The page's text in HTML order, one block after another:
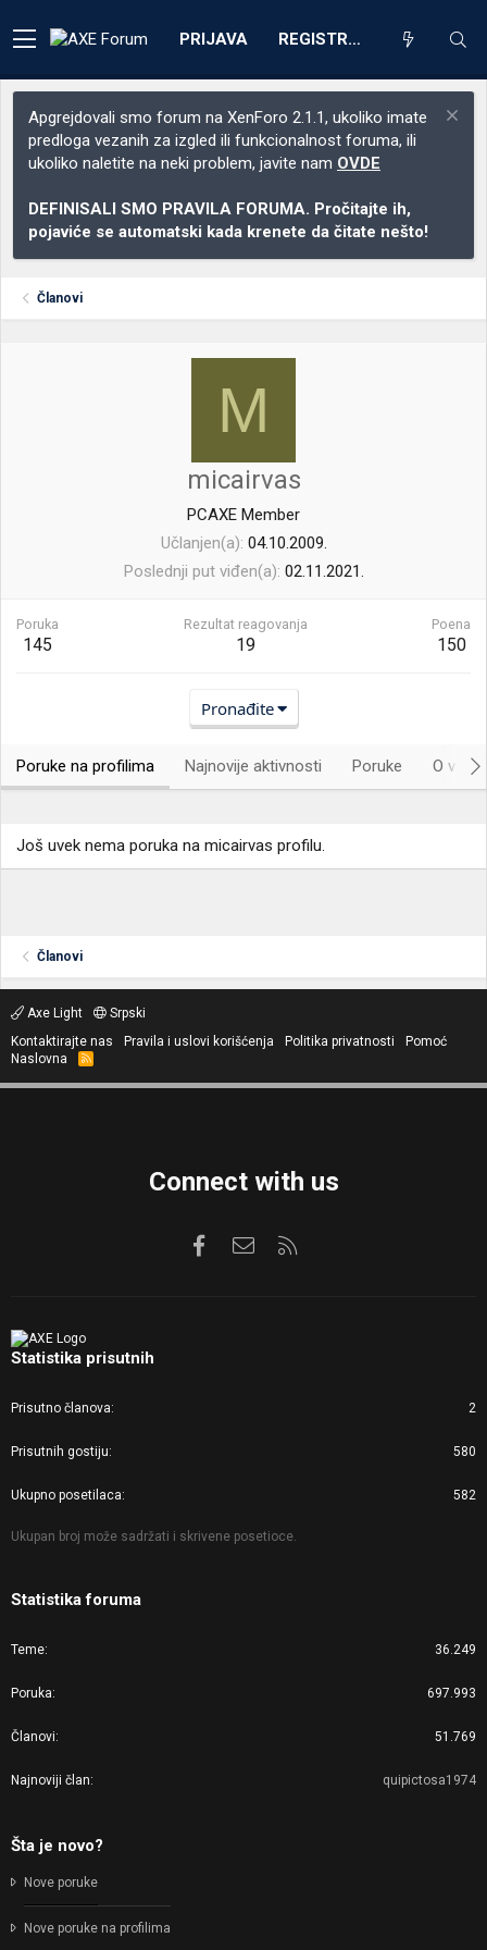
PRIJAVA REGISTRACIJA
Apgrejdovali smo forum na XenForo 2.1.1, ukoliko imate
predloga vezanih za izgled ili funkcionalnost foruma, ili
ukoliko naletite na neki problem, javite nam OVDE
DEFINISALI SMO PRAVILA FORUMA. Pročitajte ih,
pojaviće se automatski kada krenete da čitate nešto!
Članovi
M
micairvas
PCAXE Member
Učlanjen(a) 04.10.2009.
Poslednji put viđen(a) 02.11.2021.
Poruka
145
Rezultat reagovanja
19
Poena
150
Pronađite
Poruke na profilima Najnovije aktivnosti Poruke O
Još uvek nema poruka na micairvas profilu.
Članovi
Axe Light
Srpski
Kontaktirajte nas
Pravila i uslovi korišćenja Politika privatnosti
Pomoć
Naslovna
R
S
Connect with us
FacebookKontaktirajte nas
Statistika prisutnih
Prisutno članova 2
Prisutnih gostiju 580
Ukupno posetilaca 582
Ukupan broj može sadržati i skrivene posetioce.
Statistika foruma
Teme 36.249
Poruka 697.993
Članovi 51.769
Najnoviji član quipictosa1974
Šta je novo?
Nove poruke
Nove poruke na profilima